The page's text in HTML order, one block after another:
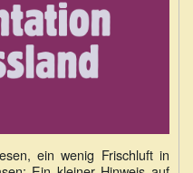
ein wenig Frischluft in